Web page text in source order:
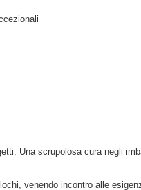
Una scrupolosa cura negli
venendo incontro alle